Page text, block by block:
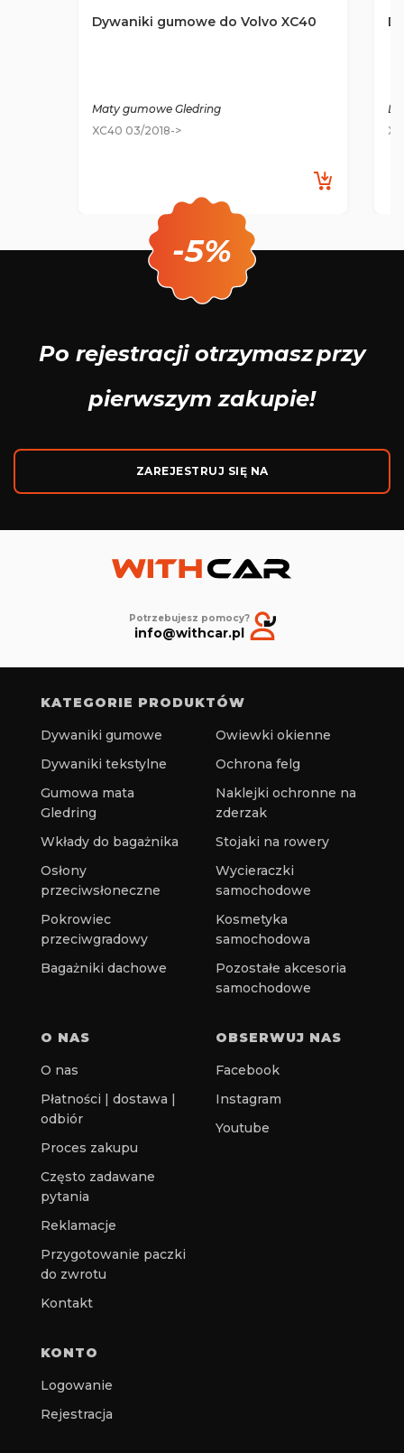
Dywaniki gumowe do Volvo XC40
Maty gumowe Gledring
XC40 03/2018->
-5%
Po rejestracji otrzymaszprzy
pierwszym zakupie!
ZAREJESTRUJ SIĘ NA
Potrzebujesz pomocy?
info@withcar.pl
KATEGORIE PRODUKTÓW
Dywaniki gumowe
Dywaniki tekstylne
Gumowa mata
Gledring
Wkłady do bagażnika
Osłony
przeciwsłoneczne
Pokrowiec
przeciwgradowy
Bagażniki dachowe
Owiewki okienne
Ochrona felg
Naklejki ochronne na
zderzak
Stojaki na rowery
Wycieraczki
samochodowe
Kosmetyka
samochodowa
Pozostałe akcesoria
samochodowe
O NAS
O nas
Płatności | dostawa |
odbiór
Proces zakupu
Często zadawane
pytania
Reklamacje
Przygotowanie paczki
do zwrotu
Kontakt
OBSERWUJ NAS
Facebook
Instagram
Youtube
KONTO
Logowanie
Rejestracja